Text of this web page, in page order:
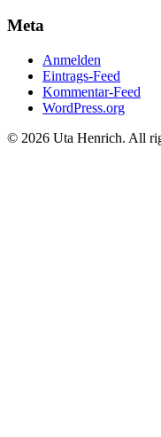
Meta
Anmelden
Eintrags-Feed
Kommentar-Feed
WordPress.org
© 2026 Uta Henrich. All